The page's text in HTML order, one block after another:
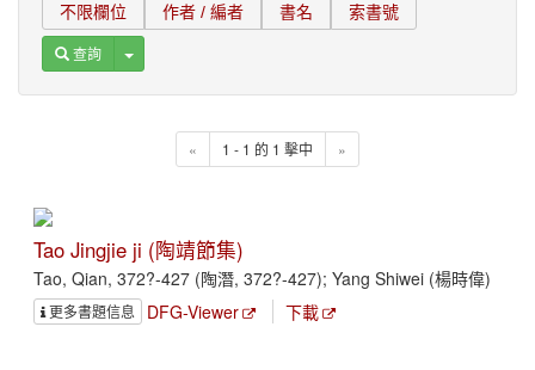
不限欄位 作者 / 編者 書名 索書號
查詢 Toggle Dropdown
« 1 - 1 的 1 擊中 »
Tao Jingjie ji (陶靖節集)
Tao, Qian, 372?-427 (陶潛, 372?-427); Yang Shiwei (楊時偉)
更多書題信息 DFG-Viewer 下載